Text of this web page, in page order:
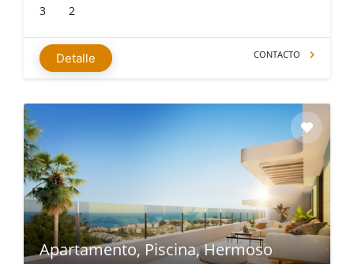
3 2
Detalle CONTACTO
Apartamento, Piscina, Hermoso